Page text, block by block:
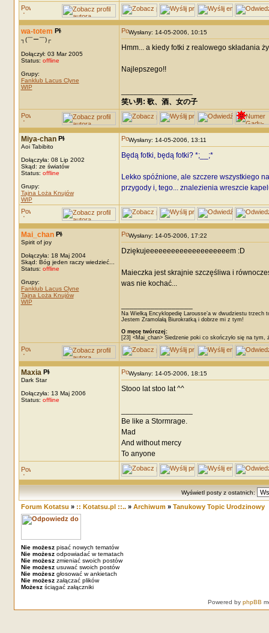
wa-totem
┐(￣ー￣)┌
Dołączył: 03 Mar 2005
Status: offline
Grupy:
Fanklub Lacus Clyne
WIP
Wysłany: 14-05-2006, 10:15
Hmm... a kiedy fotki z realowego składania
Najlepszego!!
笑い男: 歌、酒、女の子 DRM:
Miya-chan
Aoi Tabibito
Dołączyła: 08 Lip 2002
Skąd: ze światów
Status: offline
Grupy:
Tajna Loża Knujów
WIP
Wysłany: 14-05-2006, 13:11
Będą fotki, będą fotki? *;__;*
Lekko spóźnione, ale szczere wszystkiego
przygody i, tego... znalezienia wreszcie
Mai_chan
Spirit of joy
Dołączyła: 18 Maj 2004
Skąd: Bóg jeden raczy wiedzieć...
Status: offline
Grupy:
Fanklub Lacus Clyne
Tajna Loża Knujów
WIP
Wysłany: 14-05-2006, 17:22
Dziękujeeeeeeeeeeeeeeeeeeeem :D
Maieczka jest skrajnie szczęśliwa i
was nie kochać...
Na Wielką Encyklopedię Larousse’a w dwudziestu trzech
Jestem Zramolałą Biurokratką i dobrze mi z tym!
O męcę twórczej:
[23] <Mai_chan> Siedzenie poki co skończyło się na
Maxia
Dark Star
Dołączyła: 13 Maj 2006
Status: offline
Wysłany: 14-05-2006, 18:15
Stooo lat stoo lat ^^
Be like a Stormrage.
Mad
And without mercy
To anyone
Wyświetl posty z ostatnich:
Forum Kotatsu » :: Kotatsu.pl ::..» Archiwum» Tanukowy Topic Urodzinowy
Nie możeszpisać nowych tematów
Nie możeszodpowiadać w tematach
Nie możeszzmieniać swoich postów
Nie możeszusuwać swoich postów
Nie możeszgłosować w ankietach
Nie możeszzałączać plików
Możeszściągać załączniki
Powered by phpBB